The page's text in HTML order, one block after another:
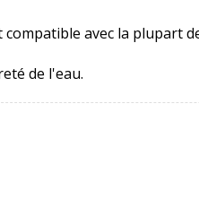
avec la plupart
de l'eau.